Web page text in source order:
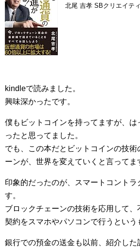
北尾 吉孝 SBクリエイテ
kindleで読みました。
興味深かったです。
僕もビットコインを持ってますが、は
ったと思ってました。
でも、この本だとビットコインの技術
ーンが、世界を変えていくと言ってま
印象的だったのが、スマートコントラ
す。
ブロックチェーンの技術を応用して
契約をスマホやパソコンで行うという
銀行での預金の送金も以前、紹介した